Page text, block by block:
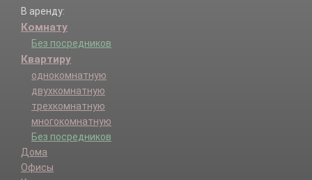
В аренду:
Комнату
Без посредников
Квартиру
однокомнатную
двухкомнатную
трехкомнатную
многокомнатную
Без посредников
Дома
Офисы